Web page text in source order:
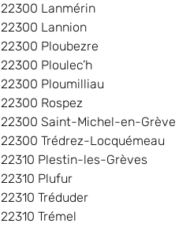
22300 Lanmérin
22300 Lannion
22300 Ploubezre
22300 Ploulec’h
22300 Ploumilliau
22300 Rospez
22300 Saint-Michel-en-Grève
22300 Trédrez-Locquémeau
22310 Plestin-les-Grèves
22310 Plufur
22310 Tréduder
22310 Trémel